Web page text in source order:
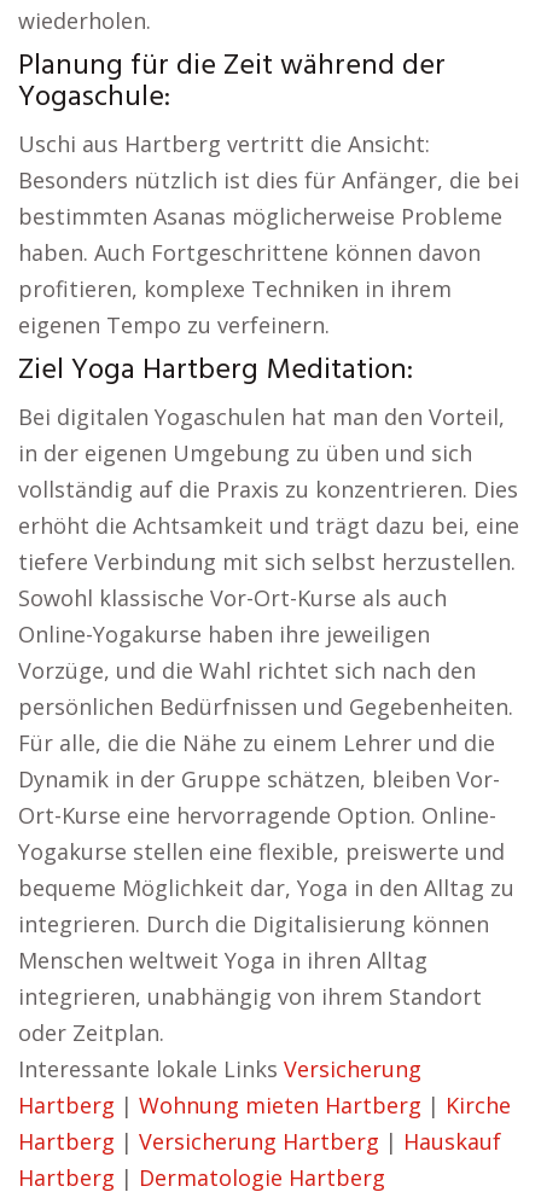
wiederholen.
Planung für die Zeit während der
Yogaschule:
Uschi aus Hartberg vertritt die Ansicht:
Besonders nützlich ist dies für Anfänger, die bei
bestimmten Asanas möglicherweise Probleme
haben. Auch Fortgeschrittene können davon
profitieren, komplexe Techniken in ihrem
eigenen Tempo zu verfeinern.
Ziel Yoga Hartberg Meditation:
Bei digitalen Yogaschulen hat man den Vorteil,
in der eigenen Umgebung zu üben und sich
vollständig auf die Praxis zu konzentrieren. Dies
erhöht die Achtsamkeit und trägt dazu bei, eine
tiefere Verbindung mit sich selbst herzustellen.
Sowohl klassische Vor-Ort-Kurse als auch
Online-Yogakurse haben ihre jeweiligen
Vorzüge, und die Wahl richtet sich nach den
persönlichen Bedürfnissen und Gegebenheiten.
Für alle, die die Nähe zu einem Lehrer und die
Dynamik in der Gruppe schätzen, bleiben Vor-
Ort-Kurse eine hervorragende Option. Online-
Yogakurse stellen eine flexible, preiswerte und
bequeme Möglichkeit dar, Yoga in den Alltag zu
integrieren. Durch die Digitalisierung können
Menschen weltweit Yoga in ihren Alltag
integrieren, unabhängig von ihrem Standort
oder Zeitplan.
Interessante lokale Links Versicherung
Hartberg | Wohnung mieten Hartberg | Kirche
Hartberg | Versicherung Hartberg | Hauskauf
Hartberg | Dermatologie Hartberg